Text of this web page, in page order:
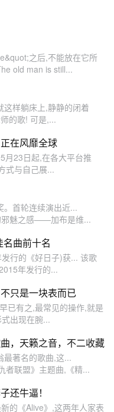
之后,不能放在它所
old man is still...
这样躺床上,静静的闭着
的歌! 可是,...
在风靡全球
月23日起,在各大平台推
式与自己展...
。首轮连续演出近...
邪魅之感——加布是维...
曲前十名
行的《好日子)获... 该歌
年发行的...
只是一块表而已
已有之,最常见的操作,就是
出现在腕...
，天籁之音，不二收藏
最著名的歌曲,这...
者联盟》主题曲,《精...
还牛逼！
的《Alive》,这两年人家表